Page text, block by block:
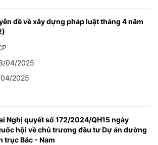
đề về xây dựng pháp luật tháng 4 năm
04/2025
2025
Nghị quyết số 172/2024/QH15 ngày
hội về chủ trương đầu tư Dự án đường
trục Bắc - Nam